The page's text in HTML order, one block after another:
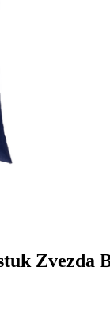
Zvezda